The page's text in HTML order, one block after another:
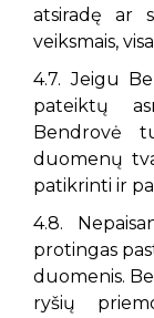
atsiradę ar
veiksmais,
4.7. Jeigu
pateiktų
Bendrovė
duomenų
patikrinti ir
4.8.
protingas
duomenis.
ryšių